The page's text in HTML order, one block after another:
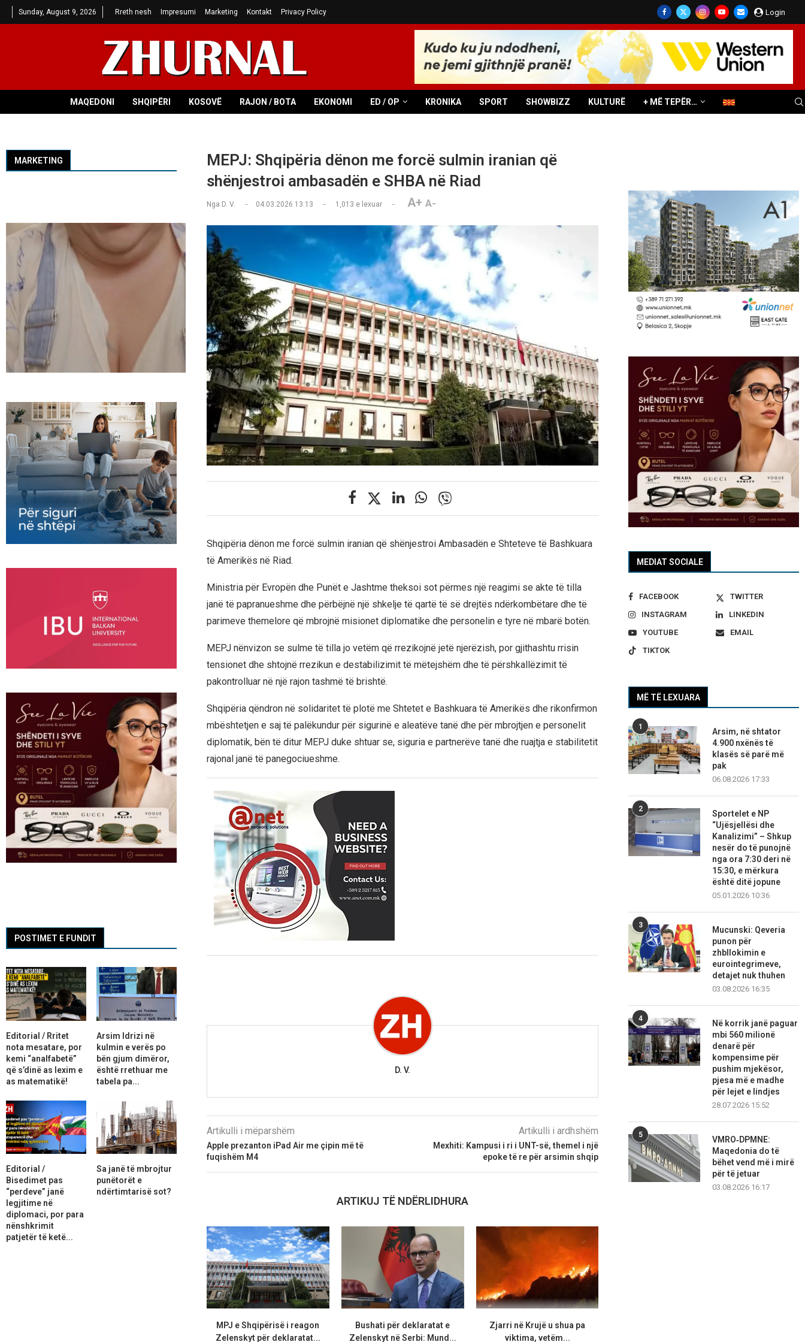
Sunday, August 9, 2026 Rreth nesh Impresumi Marketing Kontakt Privacy Policy Login
MAQEDONI SHQIPËRI KOSOVË RAJON / BOTA EKONOMI ED / OP KRONIKA SPORT SHOWBIZZ KULTURË + MË TEPËR…
MEPJ: Shqipëria dënon me forcë sulmin iranian që
shënjestroi ambasadën e SHBA në Riad
Nga D. V. 04.03.2026 13:13 1,013 e lexuar A+ A-
Shqipëria dënon me forcë sulmin iranian që shënjestroi Ambasadën e Shteteve të Bashkuara
të Amerikës në Riad.
Ministria për Evropën dhe Punët e Jashtme theksoi sot përmes një reagimi se akte të tilla
janë të papranueshme dhe përbëjnë një shkelje të qartë të së drejtës ndërkombëtare dhe të
parimeve themelore që mbrojnë misionet diplomatike dhe personelin e tyre në mbarë botën.
MEPJ nënvizon se sulme të tilla jo vetëm që rrezikojnë jetë njerëzish, por gjithashtu rrisin
tensionet dhe shtojnë rrezikun e destabilizimit të mëtejshëm dhe të përshkallëzimit të
pakontrolluar në një rajon tashmë të brishtë.
Shqipëria qëndron në solidaritet të plotë me Shtetet e Bashkuara të Amerikës dhe rikonfirmon
mbështetjen e saj të palëkundur për sigurinë e aleatëve tanë dhe për mbrojtjen e personelit
diplomatik, bën të ditur MEPJ duke shtuar se, siguria e partnerëve tanë dhe ruajtja e stabilitetit
rajonal janë të panegociueshme.
D. V.
Artikulli i mëparshëm
Apple prezanton iPad Air me çipin më të
fuqishëm M4
Artikulli i ardhshëm
Mexhiti: Kampusi i ri i UNT-së, themel i një
epoke të re për arsimin shqip
ARTIKUJ TË NDËRLIDHURA
MPJ e Shqipërisë i reagon
Zelenskyt për deklaratat...
Bushati për deklaratat e
Zelenskyt në Serbi: Mund...
Zjarri në Krujë u shua pa
viktima, vetëm...
MEDIAT SOCIALE
FACEBOOK
TWITTER
INSTAGRAM
LINKEDIN
YOUTUBE
EMAIL
TIKTOK
MË TË LEXUARA
1
Arsim, në shtator
4.900 nxënës të
klasës së parë më
pak
06.08.2026 17:33
2
Sportelet e NP
“Ujësjellësi dhe
Kanalizimi” – Shkup
nesër do të punojnë
nga ora 7:30 deri në
15:30, e mërkura
është ditë jopune
05.01.2026 10:36
3
Mucunski: Qeveria
punon për
zhbllokimin e
eurointegrimeve,
detajet nuk thuhen
03.08.2026 16:35
4
Në korrik janë paguar
mbi 560 milionë
denarë për
kompensime për
pushim mjekësor,
pjesa më e madhe
për lejet e lindjes
28.07.2026 15:52
5
VMRO‑DPMNE:
Maqedonia do të
bëhet vend më i mirë
për të jetuar
03.08.2026 16:17
MARKETING
POSTIMET E FUNDIT
Editorial / Rritet
nota mesatare, por
kemi “analfabetë”
që s’dinë as lexim e
as matematikë!
Arsim Idrizi në
kulmin e verës po
bën gjum dimëror,
është rrethuar me
tabela pa...
Editorial /
Bisedimet pas
“perdeve” janë
legjitime në
diplomaci, por para
nënshkrimit
patjetër të ketë...
Sa janë të mbrojtur
punëtorët e
ndërtimtarisë sot?